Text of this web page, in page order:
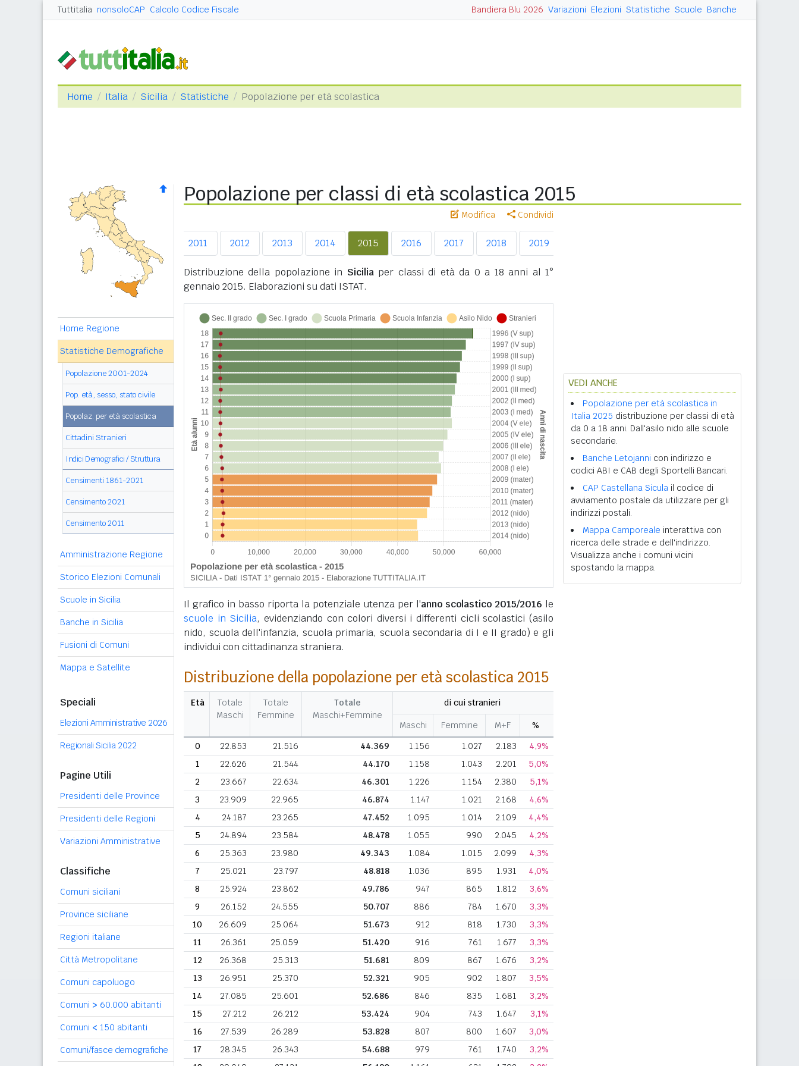
Tuttitalia nonsoloCAP Calcolo Codice Fiscale Bandiera Blu 2026 Variazioni Elezioni Statistiche Scuole Banche
Home Italia Sicilia Statistiche Popolazione per età scolastica
Home Regione
Statistiche Demografiche
Popolazione 2001-2024
Pop. età, sesso, stato civile
Popolaz. per età scolastica
Cittadini Stranieri
Indici Demografici / Struttura
Censimenti 1861-2021
Censimento 2021
Censimento 2011
Amministrazione Regione
Storico Elezioni Comunali
Scuole in Sicilia
Banche in Sicilia
Fusioni di Comuni
Mappa e Satellite
Speciali
Elezioni Amministrative 2026
Regionali Sicilia 2022
Pagine Utili
Presidenti delle Province
Presidenti delle Regioni
Variazioni Amministrative
Classifiche
Comuni siciliani
Province siciliane
Regioni italiane
Città Metropolitane
Comuni capoluogo
Comuni > 60.000 abitanti
Comuni < 150 abitanti
Comuni/fasce demografiche
Popolazione per classi di età scolastica 2015
Modifica Condividi
2009 2011 2012 2013 2014 2015 2016 2017 2018 2019
Distribuzione della popolazione in Siciliaper classi di età da 0 a 18 anni al 1°
gennaio 2015. Elaborazioni su dati ISTAT.
Il grafico in basso riporta la potenziale utenza per l'anno scolastico 2015/2016 le
scuole in Sicilia, evidenziando con colori diversi i differenti cicli scolastici (asilo
nido, scuola dell'infanzia, scuola primaria, scuola secondaria di I e II grado) e gli
individui con cittadinanza straniera.
Distribuzione della popolazione per età scolastica 2015
Età
Totale
Maschi
Totale
Femmine
Totale
Maschi+Femmine
di cui stranieri
Maschi Femmine M+F
%
0
22.853 21.516 44.369 1.156 1.027 2.183
4,9%
1
22.626 21.544 44.170 1.158 1.043 2.201
5,0%
2
23.667 22.634 46.301 1.226 1.154 2.380
5,1%
3
23.909 22.965 46.874 1.147 1.021 2.168
4,6%
4
24.187 23.265 47.452 1.095 1.014 2.109
4,4%
5
24.894 23.584 48.478 1.055 990 2.045
4,2%
6
25.363 23.980 49.343 1.084 1.015 2.099
4,3%
7
25.021 23.797 48.818 1.036 895 1.931
4,0%
8
25.924 23.862 49.786 947 865 1.812
3,6%
9
26.152 24.555 50.707 886 784 1.670
3,3%
10
26.609 25.064 51.673 912 818 1.730
3,3%
11
26.361 25.059 51.420 916 761 1.677
3,3%
12
26.368 25.313 51.681 809 867 1.676
3,2%
13
26.951 25.370 52.321 905 902 1.807
3,5%
14
27.085 25.601 52.686 846 835 1.681
3,2%
15
27.212 26.212 53.424 904 743 1.647
3,1%
16
27.539 26.289 53.828 807 800 1.607
3,0%
17
28.345 26.343 54.688 979 761 1.740
3,2%
VEDI ANCHE
Popolazione per età scolastica in
Italia 2025 distribuzione per classi di età
da 0 a 18 anni. Dall'asilo nido alle scuole
secondarie.
Banche Letojanni con indirizzo e
codici ABI e CAB degli Sportelli Bancari.
CAP Castellana Sicula il codice di
avviamento postale da utilizzare per gli
indirizzi postali.
Mappa Camporeale interattiva con
ricerca delle strade e dell'indirizzo.
Visualizza anche i comuni vicini
spostando la mappa.